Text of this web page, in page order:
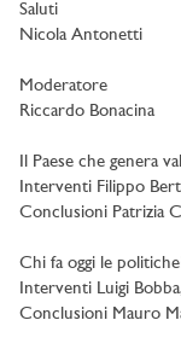
Saluti
Nicola Antonetti
Moderatore
Riccardo Bonacina
Il Paese che genera
Interventi Filippo
Conclusioni Patrizia
Chi fa oggi le
Interventi Luigi
Conclusioni Mauro